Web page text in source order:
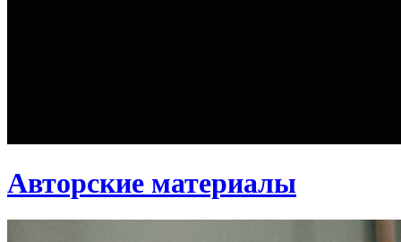
Авторские материалы